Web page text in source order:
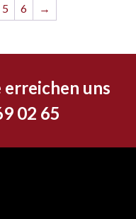
5 6 →
erreichen uns
02 65